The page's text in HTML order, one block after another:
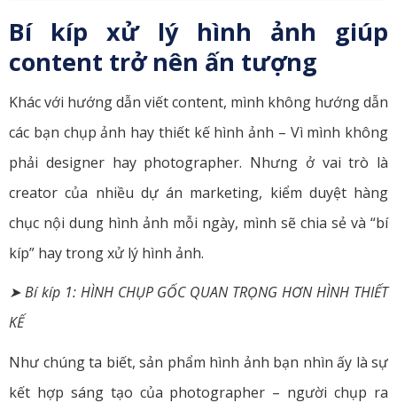
Bí kíp xử lý hình ảnh giúp
content trở nên ấn tượng
Khác với hướng dẫn viết content, mình không hướng dẫn
các bạn chụp ảnh hay thiết kế hình ảnh – Vì mình không
phải designer hay photographer. Nhưng ở vai trò là
creator của nhiều dự án marketing, kiểm duyệt hàng
chục nội dung hình ảnh mỗi ngày, mình sẽ chia sẻ và “bí
kíp” hay trong xử lý hình ảnh.
➤ Bí kíp 1: HÌNH CHỤP GỐC QUAN TRỌNG HƠN HÌNH THIẾT
KẾ
Như chúng ta biết, sản phẩm hình ảnh bạn nhìn ấy là sự
kết hợp sáng tạo của photographer – người chụp ra